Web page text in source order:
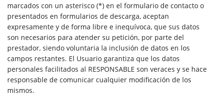
marcados con un asterisco (*) en el formulario de contacto o
presentados en formularios de descarga, aceptan
expresamente y de forma libre e inequívoca, que sus datos
son necesarios para atender su petición, por parte del
prestador, siendo voluntaria la inclusión de datos en los
campos restantes. El Usuario garantiza que los datos
personales facilitados al RESPONSABLE son veraces y se hace
responsable de comunicar cualquier modificación de los
mismos.